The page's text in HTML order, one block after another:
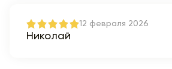
12 февраля 2026
Николай